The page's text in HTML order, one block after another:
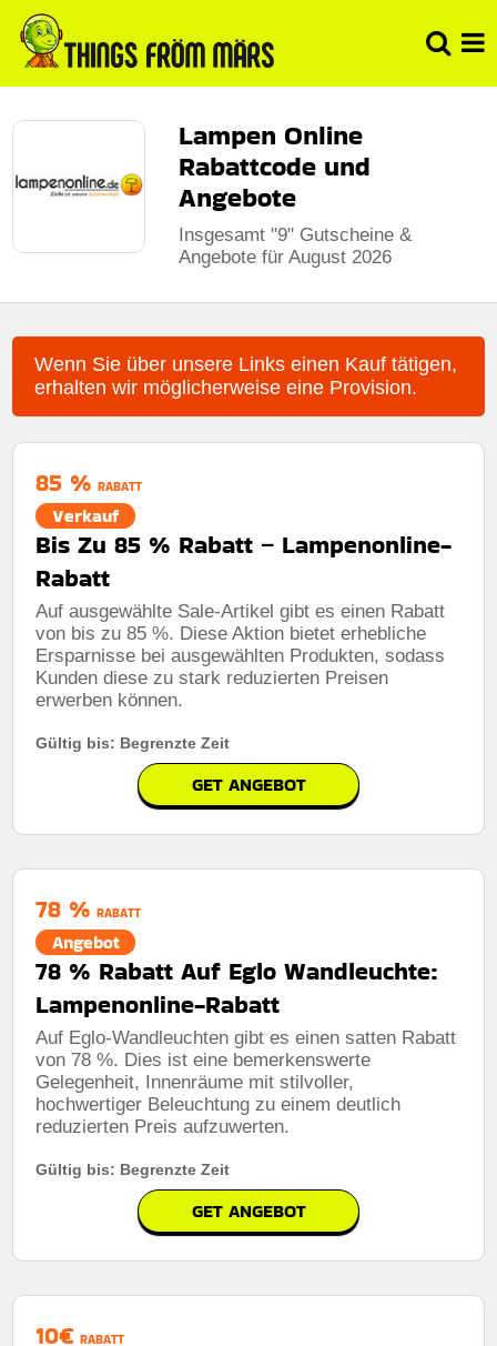
Lampen Online
Rabattcode und
Angebote
Insgesamt "9" Gutscheine &
Angebote für August 2026
Wenn Sie über unsere Links einen Kauf tätigen,
erhalten wir möglicherweise eine Provision.
85 % RABATT
Verkauf
Bis Zu 85 % Rabatt – Lampenonline-
Rabatt
Auf ausgewählte Sale-Artikel gibt es einen Rabatt
von bis zu 85 %. Diese Aktion bietet erhebliche
Ersparnisse bei ausgewählten Produkten, sodass
Kunden diese zu stark reduzierten Preisen
erwerben können.
Gültig bis: Begrenzte Zeit
GET ANGEBOT
78 % RABATT
Angebot
78 % Rabatt Auf Eglo Wandleuchte:
Lampenonline-Rabatt
Auf Eglo-Wandleuchten gibt es einen satten Rabatt
von 78 %. Dies ist eine bemerkenswerte
Gelegenheit, Innenräume mit stilvoller,
hochwertiger Beleuchtung zu einem deutlich
reduzierten Preis aufzuwerten.
Gültig bis: Begrenzte Zeit
GET ANGEBOT
10€ RABATT